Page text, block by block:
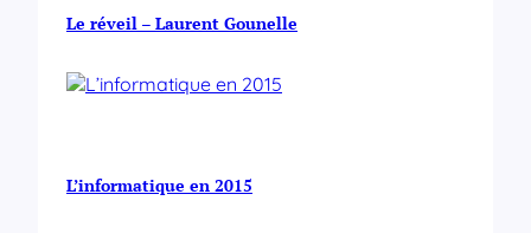
Le réveil – Laurent Gounelle
L’informatique en 2015